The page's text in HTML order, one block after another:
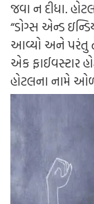
જવા ન દીધા.
“ડોગ્સ એન્ડ
આવ્યો અને પરંતુ
એક ફાઈવસ્ટાર
હોટલના નામે